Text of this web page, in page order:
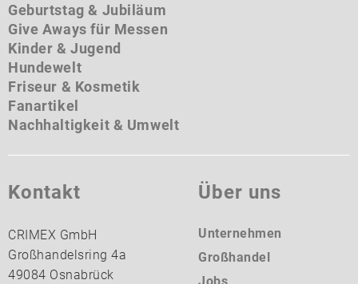
Geburtstag & Jubiläum
Give Aways für Messen
Kinder & Jugend
Hundewelt
Friseur & Kosmetik
Fanartikel
Nachhaltigkeit & Umwelt
Kontakt
CRIMEX GmbH
Großhandelsring 4a
49084 Osnabrück
Über uns
Unternehmen
Großhandel